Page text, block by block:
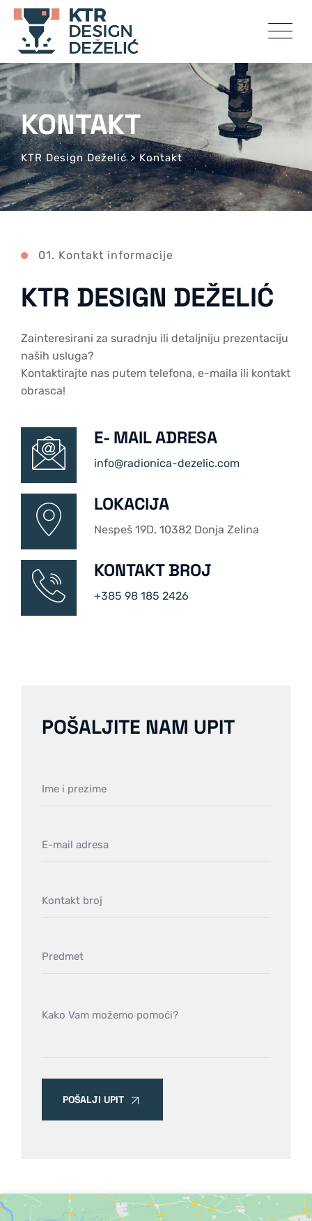
KONTAKT
KTR Design Deželić>Kontakt
01. Kontakt informacije
KTR DESIGN DEŽELIĆ
Zainteresirani za suradnju ili detaljniju prezentaciju
naših usluga?
Kontaktirajte nas putem telefona, e-maila ili kontakt
obrasca!
E- MAIL ADRESA
info@radionica-dezelic.com
LOKACIJA
Nespeš 19D, 10382 Donja Zelina
KONTAKT BROJ
+385 98 185 2426
POŠALJITE NAM UPIT
POŠALJI UPIT